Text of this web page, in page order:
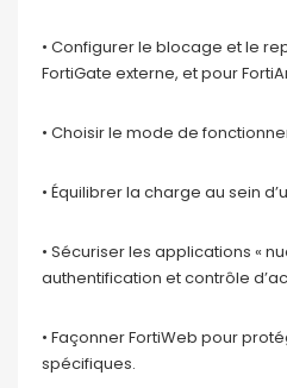
• Configurer le blocage et le
FortiGate externe, et pour
• Choisir le mode de
• Équilibrer la charge au sein
• Sécuriser les applications «
authentification et contrôle
• Façonner FortiWeb pour
spécifiques.